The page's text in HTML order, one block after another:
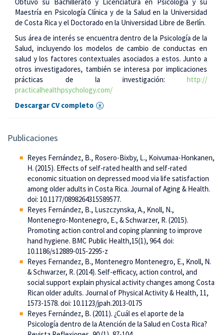
Maestría en Psicología Clínica y de la Salud en la Universidad
de Costa Rica y el Doctorado en la Universidad Libre de Berlín.
Sus área de interés se encuentra dentro de la Psicología de la
Salud, incluyendo los modelos de cambio de conductas en
salud y los factores contextuales asociados a estos. Junto a
otros investigadores, también se interesa por implicaciones
prácticas de la investigación: http://
practicalhealthpsychology.com/
Descargar CV completo
Publicaciones
Reyes Fernández, B., Rosero-Bixby, L., Koivumaa-Honkanen,
H. (2015). Effects of self-rated health and self-rated
economic situation on depressed mood via life satisfaction
among older adults in Costa Rica. Journal of Aging & Health.
doi: 10.1177/0898264315589577.
Reyes Fernández, B., Luszczynska, A., Knoll, N.,
Montenegro-Montenegro, E., & Schwarzer, R. (2015).
Promoting action control and coping planning to improve
hand hygiene. BMC Public Health,15(1), 964. doi:
10.1186/s12889-015-2295-z
Reyes Fernandez, B., Montenegro Montenegro, E., Knoll, N.
& Schwarzer, R. (2014). Self-efficacy, action control, and
social support explain physical activity changes among Costa
Rican older adults. Journal of Physical Activity & Health, 11,
1573-1578. doi: 10.1123/jpah.2013-0175
Reyes Fernández, B. (2011). ¿Cuál es el aporte de la
Psicología dentro de la Atención de la Salud en Costa Rica?